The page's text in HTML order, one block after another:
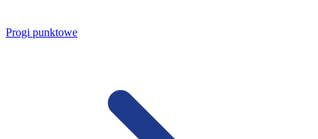
Progi punktowe